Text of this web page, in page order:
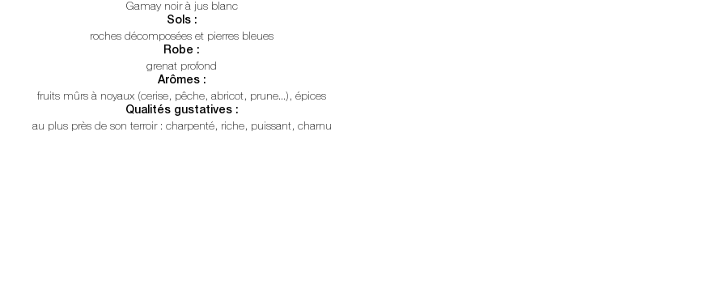
Gamay noir à jus blanc
Sols :
roches décomposées et pierres bleues
Robe :
grenat profond
Arômes :
fruits mûrs à noyaux (cerise, pêche, abricot, prune...), épices
Qualités gustatives :
au plus près de son terroir : charpenté, riche, puissant, charnu